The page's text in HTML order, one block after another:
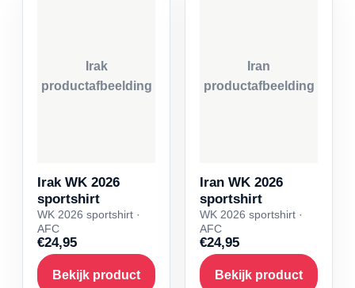
Irak
productafbeelding
Irak WK 2026
sportshirt
WK 2026 sportshirt ·
AFC
€24,95
Bekijk product
Iran
productafbeelding
Iran WK 2026
sportshirt
WK 2026 sportshirt ·
AFC
€24,95
Bekijk product